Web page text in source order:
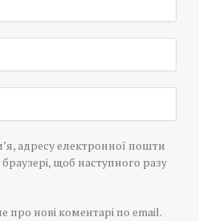
адресу електронної пошти
щоб наступного разу
про нові коментарі по email.